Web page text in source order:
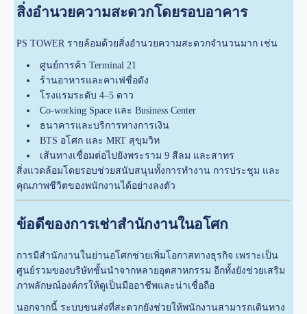
สิ่งอำนวยความสะดวกโดยรอบอาคาร
PS TOWER รายล้อมด้วยสิ่งอำนวยความสะดวกจำนวนมาก เช่น
ศูนย์การค้า Terminal 21
ร้านอาหารและคาเฟ่ชื่อดัง
โรงแรมระดับ 4–5 ดาว
Co-working Space และ Business Center
ธนาคารและบริการทางการเงิน
BTS อโศก และ MRT สุขุมวิท
เส้นทางเชื่อมต่อไปยังพระราม 9 สีลม และสาทร
สิ่งแวดล้อมโดยรอบช่วยสนับสนุนทั้งการทำงาน การประชุม และ
คุณภาพชีวิตของพนักงานได้อย่างลงตัว
ข้อดีของการเช่าสำนักงานในอโศก
การมีสำนักงานในย่านอโศกช่วยเพิ่มโอกาสทางธุรกิจ เพราะเป็น
ศูนย์รวมของบริษัทชั้นนำจากหลายอุตสาหกรรม อีกทั้งยังช่วยเสริม
ภาพลักษณ์องค์กรให้ดูเป็นมืออาชีพและน่าเชื่อถือ
นอกจากนี้ ระบบขนส่งที่สะดวกยังช่วยให้พนักงานสามารถเดินทาง